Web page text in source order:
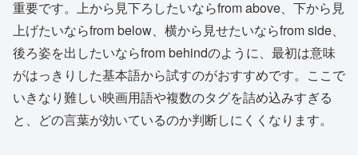
重要です。上から見下ろしたいならfrom above、下から見
上げたいならfrom below、横から見せたいならfrom side、
後ろ姿を出したいならfrom behindのように、最初は意味
がはっきりした基本語から試すのがおすすめです。ここで
いきなり難しい映画用語や複数のタグを詰め込みすぎる
と、どの言葉が効いているのか判断しにくくなります。